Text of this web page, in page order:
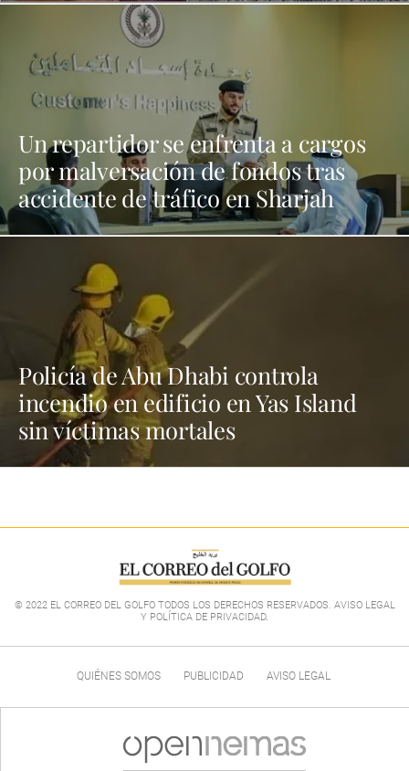
Un repartidor se enfrenta a cargos
por malversación de fondos tras
accidente de tráfico en Sharjah
Policía de Abu Dhabi controla
incendio en edificio en Yas Island
sin víctimas mortales
© 2022 EL CORREO DEL GOLFO TODOS LOS DERECHOS RESERVADOS. AVISO LEGAL
Y POLÍTICA DE PRIVACIDAD.
QUIÉNES SOMOS PUBLICIDAD AVISO LEGAL